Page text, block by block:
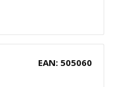
EAN: 505060